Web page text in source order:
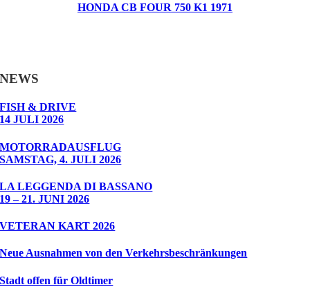
HONDA CB FOUR 750 K1 1971
NEWS
FISH & DRIVE
14 JULI 2026
MOTORRADAUSFLUG
SAMSTAG, 4. JULI 2026
LA LEGGENDA DI BASSANO
19 – 21. JUNI 2026
VETERAN KART 2026
Neue Ausnahmen von den Verkehrsbeschränkungen
Stadt offen für Oldtimer